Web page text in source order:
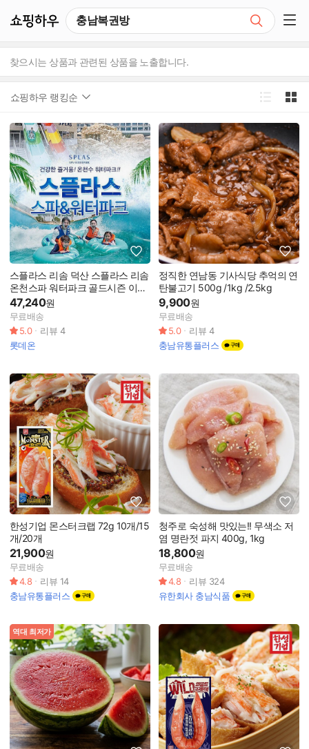
찾으시는 상품과 관련된 상품을 노출합니다.
쇼핑하우 랭킹순
스플라스 리솜 덕산 스플라스 리솜
온천스파 워터파크 골드시즌 이용
권 (7.17~8.23)/리솜리조트/충남워
터파크/국내온천여행
47,240원
무료배송
5.0
리뷰 4
롯데온
정직한 연남동 기사식당 추억의 연
탄불고기 500g /1kg /2.5kg
9,900원
무료배송
5.0
리뷰 4
충남유통플러스
한성기업 몬스터크랩 72g 10개/15
개/20개
21,900원
무료배송
4.8
리뷰 14
충남유통플러스
청주로 숙성해 맛있는!! 무색소 저
염 명란젓 파지 400g, 1kg
18,800원
무료배송
4.8
리뷰 324
유한회사 충남식품
역대 최저가